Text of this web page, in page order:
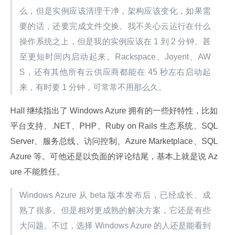
么，但是实例应该清理干净，架构应该变化，如果需
要的话，还要完成文件交换。我不关心云运行在什么
操作系统之上，但是我的实例应该在 1 到 2 分钟、甚
至更短时间内启动起来。Rackspace、Joyent、AW
S，还有其他所有云供应商都能在 45 秒左右启动起
来，有时要 1 分钟，可常常不用那么久。
Hall 继续指出了 Windows Azure 拥有的一些好特性，比如
平台支持、.NET、PHP、Ruby on Rails 生态系统、SQL
Server、服务总线、访问控制、Azure Marketplace、SQL
Azure 等。可他还是以负面的评论结尾，基本上就是说 Az
ure 不能胜任。
Windows Azure 从 beta 版本发布后，已经成长、成
熟了很多。但是相对更成熟的解决方案，它还是有些
大问题。不过，选择 Windows Azure 的人还是能看到